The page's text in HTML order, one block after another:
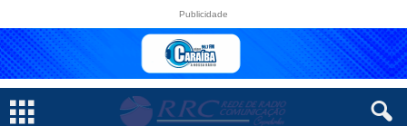
Publicidade